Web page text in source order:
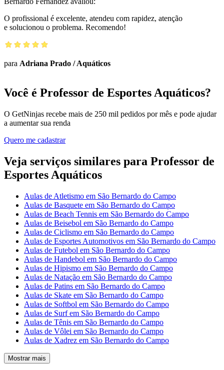
O profissional é excelente, atendeu com rapidez, atenção
e solucionou o problema. Recomendo!
para Adriana Prado /Aquáticos
Você é Professor de Esportes Aquáticos?
O GetNinjas recebe mais de 250 mil pedidos por mês e pode ajudar
a aumentar sua renda
Quero me cadastrar
Veja serviços similares para Professor de
Esportes Aquáticos
Aulas de Atletismo em São Bernardo do Campo
Aulas de Basquete em São Bernardo do Campo
Aulas de Beach Tennis em São Bernardo do Campo
Aulas de Beisebol em São Bernardo do Campo
Aulas de Ciclismo em São Bernardo do Campo
Aulas de Esportes Automotivos em São Bernardo do Campo
Aulas de Futebol em São Bernardo do Campo
Aulas de Handebol em São Bernardo do Campo
Aulas de Hipismo em São Bernardo do Campo
Aulas de Natação em São Bernardo do Campo
Aulas de Patins em São Bernardo do Campo
Aulas de Skate em São Bernardo do Campo
Aulas de Softbol em São Bernardo do Campo
Aulas de Surf em São Bernardo do Campo
Aulas de Tênis em São Bernardo do Campo
Aulas de Vôlei em São Bernardo do Campo
Aulas de Xadrez em São Bernardo do Campo
Mostrar mais